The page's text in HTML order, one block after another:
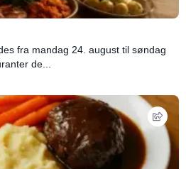
fra mandag 24. august til søndag
de...